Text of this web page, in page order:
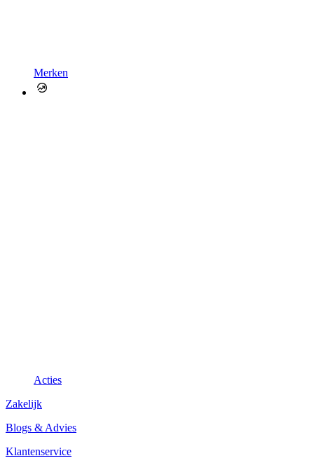
Merken
Acties
Zakelijk
Blogs & Advies
Klantenservice